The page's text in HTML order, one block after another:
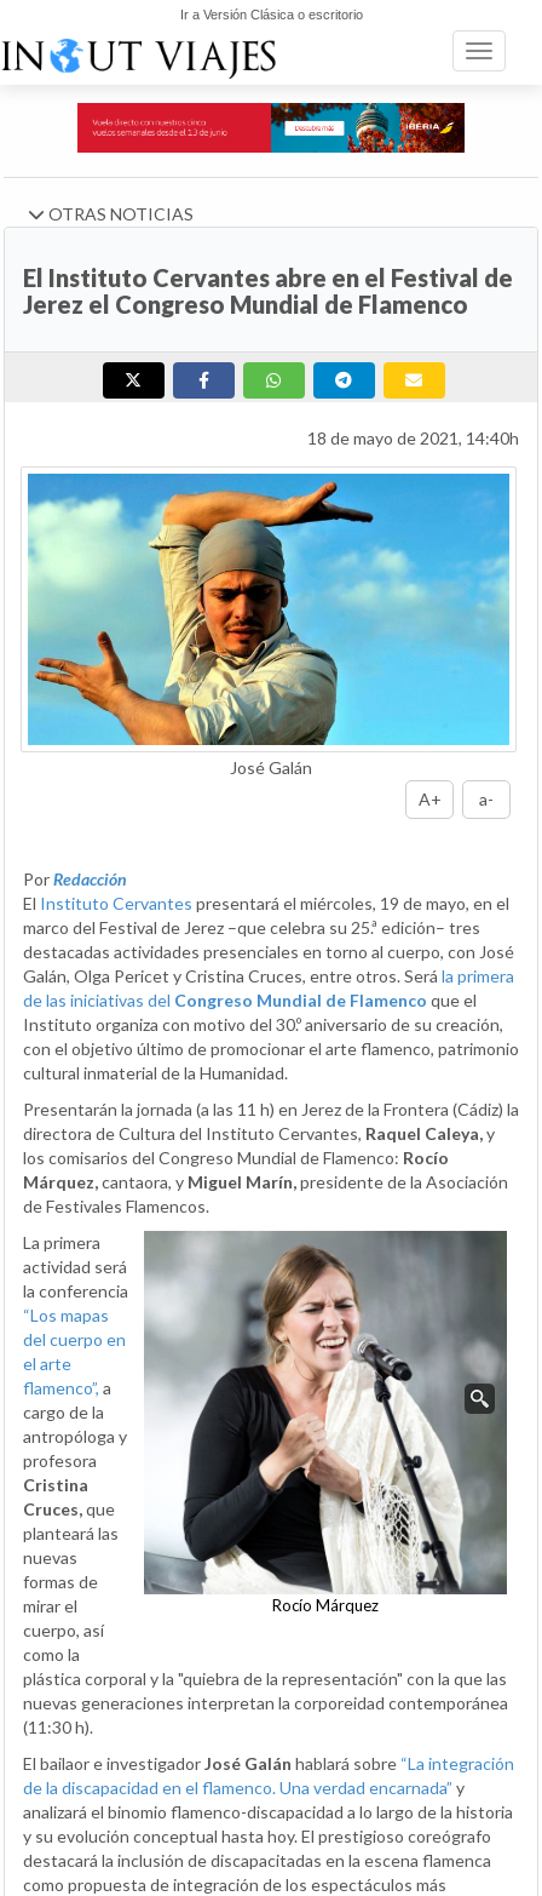
Ir a Versión Clásica o escritorio
Toggle
OTRAS NOTICIAS
El Instituto Cervantes abre en el Festival de
Jerez el Congreso Mundial de Flamenco
18 de mayo de 2021, 14:40h
José Galán
A+
a-
PorRedacción
El Instituto Cervantes presentará el miércoles, 19 de mayo, en el
marco del Festival de Jerez –que celebra su 25.ª edición– tres
destacadas actividades presenciales en torno al cuerpo, con José
Galán, Olga Pericet y Cristina Cruces, entre otros. Será la primera
de las iniciativas del Congreso Mundial de Flamenco que el
Instituto organiza con motivo del 30.º aniversario de su creación,
con el objetivo último de promocionar el arte flamenco, patrimonio
cultural inmaterial de la Humanidad.
Presentarán la jornada (a las 11 h) en Jerez de la Frontera (Cádiz) la
directora de Cultura del Instituto Cervantes, Raquel Caleya,y
los comisarios del Congreso Mundial de Flamenco: Rocío
Márquez,cantaora, y Miguel Marín,presidente de la Asociación
de Festivales Flamencos.
Rocío Márquez
La primera
actividad será
la conferencia
“Los mapas
del cuerpo en
el arte
flamenco”, a
cargo de la
antropóloga y
profesora
Cristina
Cruces,que
planteará las
nuevas
formas de
mirar el
cuerpo, así
como la
plástica corporal y la "quiebra de la representación" con la que las
nuevas generaciones interpretan la corporeidad contemporánea
(11:30 h).
El bailaor e investigadorJosé Galán hablará sobre “La integración
de la discapacidad en el flamenco. Una verdad encarnada” y
analizará el binomio flamenco-discapacidad a lo largo de la historia
y su evolución conceptual hasta hoy. El prestigioso coreógrafo
destacará la inclusión de discapacitadas en la escena flamenca
como propuesta de integración de los espectáculos más